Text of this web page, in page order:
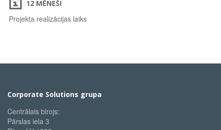
12 MĒNEŠI
Projekta realizācijas laiks
Corporate Solutions grupa
Centrālais birojs:
Pārslas iela 3